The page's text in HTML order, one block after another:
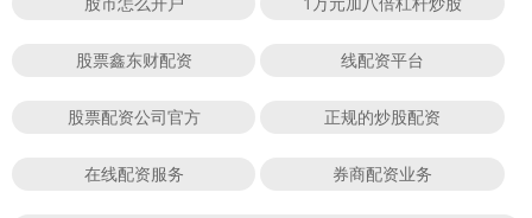
股票鑫东财配资 线配资平台
股票配资公司官方 正规的炒股配资
在线配资服务 券商配资业务